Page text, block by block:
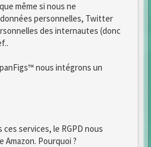
même si nous ne
personnelles, Twitter
des internautes (donc
nous intégrons un
services, le RGPD nous
Amazon. Pourquoi ?